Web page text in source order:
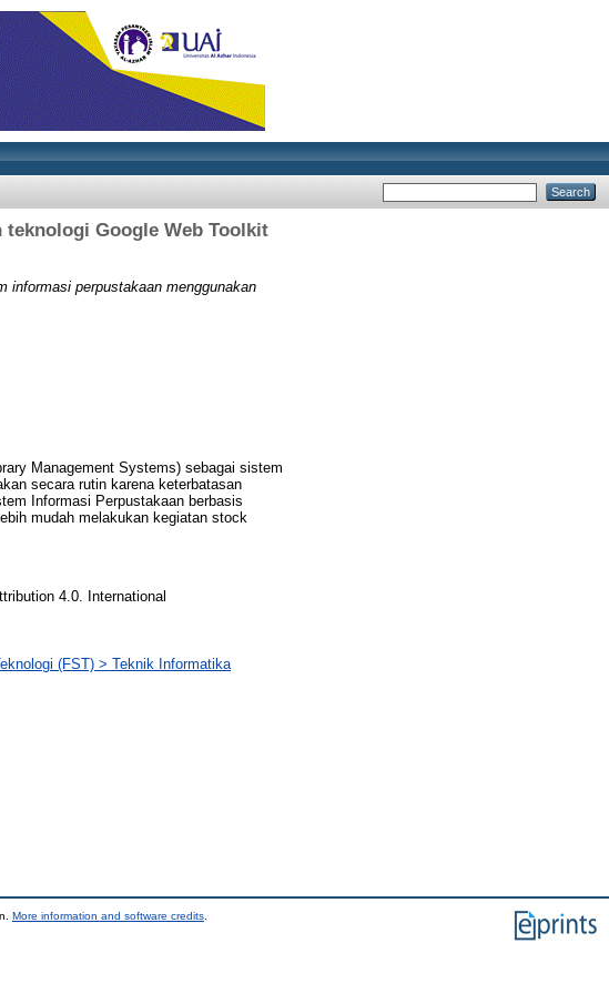
teknologi Google Web Toolkit
informasi perpustakaan menggunakan
Management Systems) sebagai sistem
secara rutin karena keterbatasan
Informasi Perpustakaan berbasis
mudah melakukan kegiatan stock
4.0. International
(FST) > Teknik Informatika
More information and software credits